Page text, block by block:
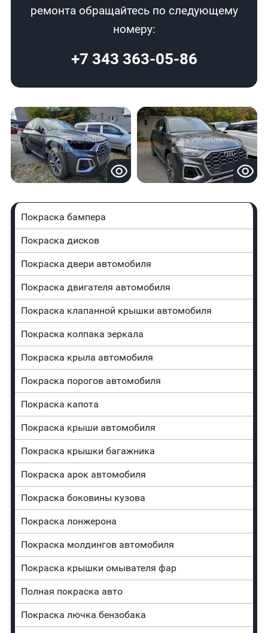
ремонта обращайтесь по следующему
номеру:
+7 343 363-05-86
Покраска бампера
Покраска дисков
Покраска двери автомобиля
Покраска двигателя автомобиля
Покраска клапанной крышки автомобиля
Покраска колпака зеркала
Покраска крыла автомобиля
Покраска порогов автомобиля
Покраска капота
Покраска крыши автомобиля
Покраска крышки багажника
Покраска арок автомобиля
Покраска боковины кузова
Покраска лонжерона
Покраска молдингов автомобиля
Покраска крышки омывателя фар
Полная покраска авто
Покраска лючка бензобака